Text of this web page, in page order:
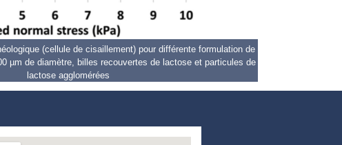
(cellule de cisaillement) pour différente formulation de
µm de diamètre, billes recouvertes de lactose et particules de
lactose agglomérées